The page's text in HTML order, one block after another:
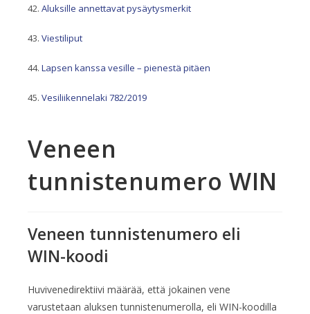
Aluksille annettavat pysäytysmerkit
Viestiliput
Lapsen kanssa vesille – pienestä pitäen
Vesiliikennelaki 782/2019
Veneen
tunnistenumero WIN
Veneen tunnistenumero eli
WIN-koodi
Huvivenedirektiivi määrää, että jokainen vene
varustetaan aluksen tunnistenumerolla, eli WIN-koodilla